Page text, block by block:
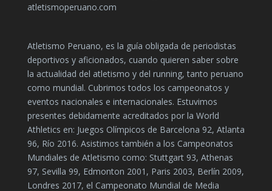
atletismoperuano.com
Atletismo Peruano, es la guía obligada de periodistas
deportivos y aficionados, cuando quieren saber sobre
la actualidad del atletismo y del running, tanto peruano
como mundial. Cubrimos todos los campeonatos y
eventos nacionales e internacionales. Estuvimos
presentes debidamente acreditados por la World
Athletics en: Juegos Olímpicos de Barcelona 92, Atlanta
96, Río 2016. Asistimos también a los Campeonatos
Mundiales de Atletismo como: Stuttgart 93, Athenas
97, Sevilla 99, Edmonton 2001, Paris 2003, Berlín 2009,
Londres 2017, el Campeonato Mundial de Media